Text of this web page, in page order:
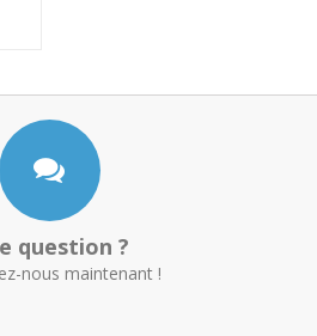
question ?
nous maintenant !